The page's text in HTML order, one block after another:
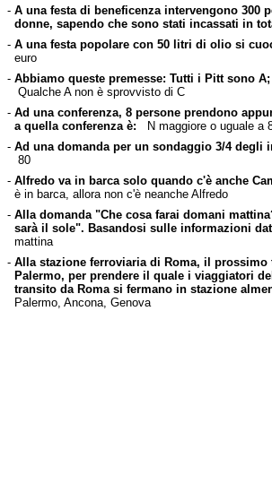
- A una festa di beneficenza intervengono
donne, sapendo che sono stati incassati in
- A una festa popolare con 50 litri di olio si
euro
- Abbiamo queste premesse: Tutti i Pitt sono
Qualche A non è sprovvisto di C
- Ad una conferenza, 8 persone prendono
a quella conferenza è: N maggiore o uguale a
- Ad una domanda per un sondaggio 3/4
80
- Alfredo va in barca solo quando c'è anche
è in barca, allora non c'è neanche Alfredo
- Alla domanda "Che cosa farai domani
sarà il sole". Basandosi sulle informazioni
mattina
- Alla stazione ferroviaria di Roma, il
Palermo, per prendere il quale i viaggiatori
transito da Roma si fermano in stazione
Palermo, Ancona, Genova